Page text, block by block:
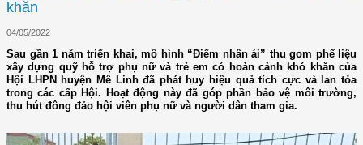
khăn
04/05/2022
Sau gần 1 năm triển khai, mô hình “Điểm nhân ái” thu gom phế liệu
xây dựng quỹ hỗ trợ phụ nữ và trẻ em có hoàn cảnh khó khăn của
Hội LHPN huyện Mê Linh đã phát huy hiệu quả tích cực và lan tỏa
trong các cấp Hội. Hoạt động này đã góp phần bảo vệ môi trường,
thu hút đông đảo hội viên phụ nữ và người dân tham gia.